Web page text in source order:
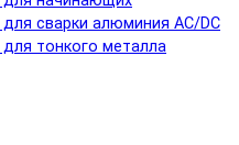
сварки алюминия AC/DC
тонкого металла